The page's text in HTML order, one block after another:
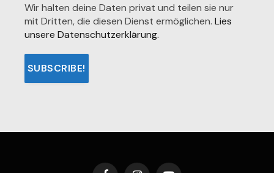
Wir halten deine Daten privat und teilen sie nur
mit Dritten, die diesen Dienst ermöglichen. Lies
unsere Datenschutzerklärung.